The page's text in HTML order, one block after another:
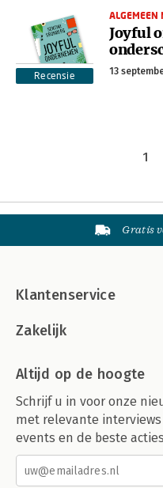
Recensie
ALGEMEEN
Joyful
13
1
Gratis
Klantenservice
Zakelijk
Altijd op de hoogte
Schrijf u in voor onze
met relevante
events en de beste